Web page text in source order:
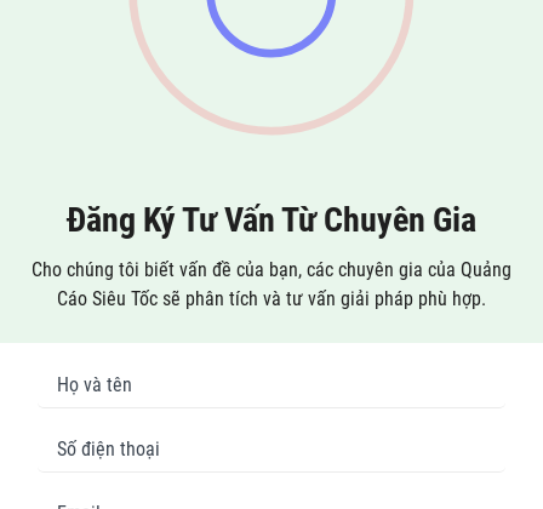
Đăng Ký Tư Vấn Từ Chuyên Gia
Cho chúng tôi biết vấn đề của bạn, các chuyên gia của Quảng
Cáo Siêu Tốc sẽ phân tích và tư vấn giải pháp phù hợp.